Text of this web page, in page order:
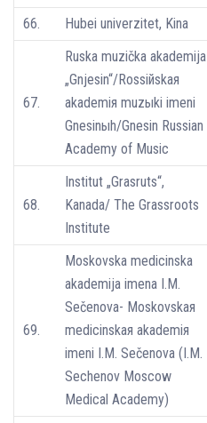
66. Hubei univerzitet, Kina
67.
Ruska muzička akademija
„Gnjesin“/Rossiйskaя
akademiя muzыki imeni
Gnesinыh/Gnesin Russian
Academy of Music
68.
Institut „Grasruts“,
Kanada/ The Grassroots
Institute
69.
Moskovska medicinska
akademija imena I.M.
Sečenova- Moskovskaя
medicinskaя akademiя
imeni I.M. Sečenova (I.M.
Sechenov Moscow
Medical Academy)